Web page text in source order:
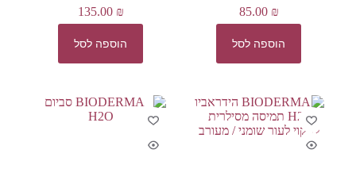
85.00 ₪
הוספה לסל
135.00 ₪
הוספה לסל